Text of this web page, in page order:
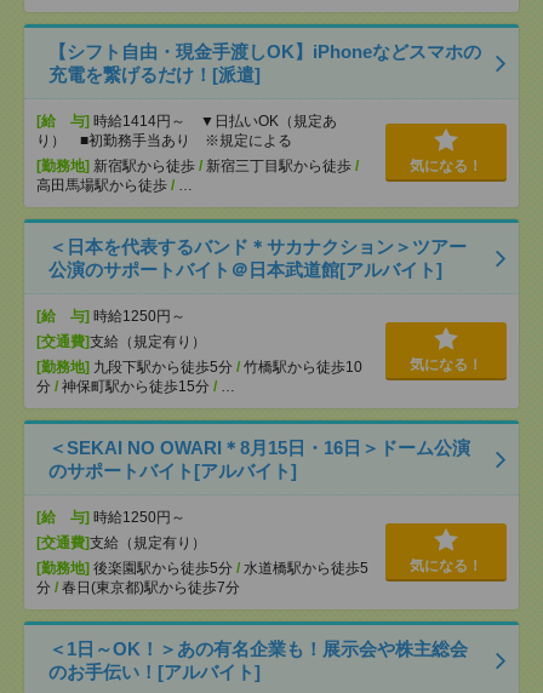
【シフト自由・現金手渡しOK】iPhoneなどスマホの
充電を繋げるだけ！[派遣]
[給 与] 時給1414円～ ▼日払いOK（規定あ
り） ■初勤務手当あり ※規定による
[勤務地] 新宿駅から徒歩 / 新宿三丁目駅から徒歩 /
高田馬場駅から徒歩 / …
気になる！
＜日本を代表するバンド＊サカナクション＞ツアー
公演のサポートバイト＠日本武道館[アルバイト]
[給 与] 時給1250円～
[交通費]支給（規定有り）
[勤務地] 九段下駅から徒歩5分 / 竹橋駅から徒歩10
分 / 神保町駅から徒歩15分 / …
気になる！
＜SEKAI NO OWARI＊8月15日・16日＞ドーム公演
のサポートバイト[アルバイト]
[給 与] 時給1250円～
[交通費]支給（規定有り）
[勤務地] 後楽園駅から徒歩5分 / 水道橋駅から徒歩5
分 / 春日(東京都)駅から徒歩7分
気になる！
＜1日～OK！＞あの有名企業も！展示会や株主総会
のお手伝い！[アルバイト]